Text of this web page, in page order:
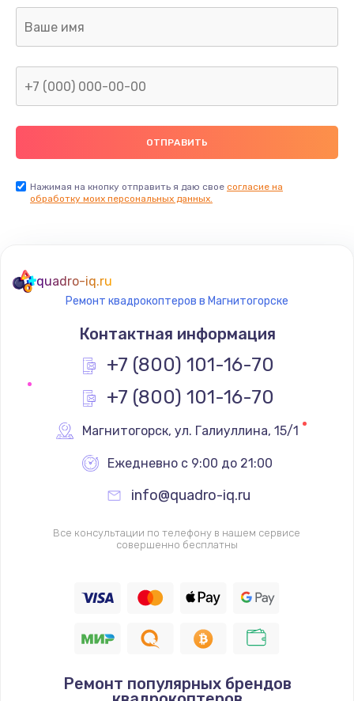
Нажимая на кнопку отправить я даю свое согласие на
обработку моих персональных данных.
quadro-iq.ru
Ремонт квадрокоптеров в Магнитогорске
Контактная информация
+7 (800) 101-16-70
+7 (800) 101-16-70
Магнитогорск, ул. Галиуллина, 15/1
Ежедневно с 9:00 до 21:00
info@quadro-iq.ru
Все консультации по телефону в нашем сервисе
совершенно бесплатны
Ремонт популярных брендов